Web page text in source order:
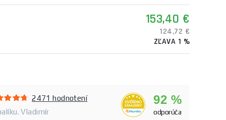
153,40 €
124,72 €
ZĽAVA 1 %
2471 hodnotení
Vladimír
92 %
odporúča